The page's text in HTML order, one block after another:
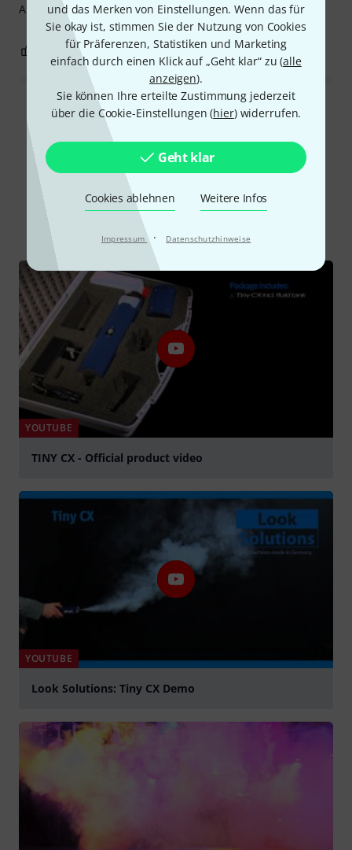
und das Merken von Einstellungen. Wenn das für
Sie okay ist, stimmen Sie der Nutzung von Cookies
für Präferenzen, Statistiken und Marketing
einfach durch einen Klick auf „Geht klar“ zu (alle
anzeigen).
Sie können Ihre erteilte Zustimmung jederzeit
über die Cookie-Einstellungen (hier) widerrufen.
Geht klar
Cookies ablehnen Weitere Infos
Impressum · Datenschutzhinweise
Aufwärmzeit.
0 BEWERTUNG MELDEN
Alle Bewertungen lesen
Schon gewusst?
Videos
YOUTUBE
TINY CX - Official product video
YOUTUBE
Look Solutions: Tiny CX Demo